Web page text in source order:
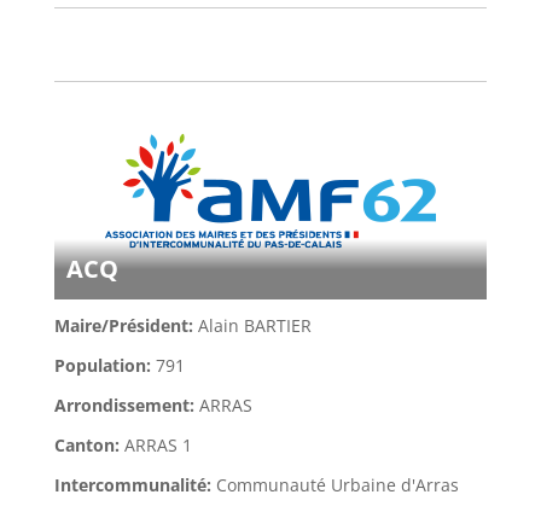
ACQ
Maire/Président: Alain BARTIER
Population: 791
Arrondissement: ARRAS
Canton: ARRAS 1
Intercommunalité: Communauté Urbaine d'Arras